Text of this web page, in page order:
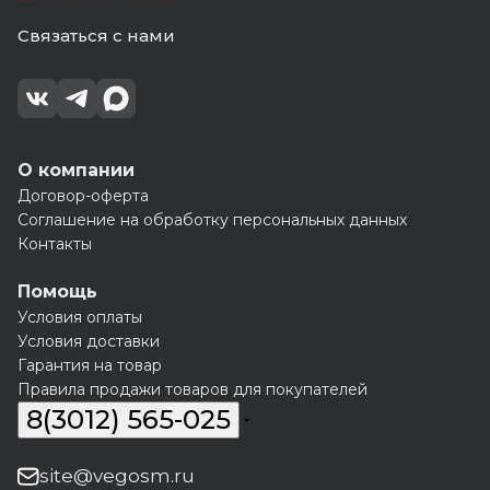
Связаться с нами
О компании
Договор-оферта
Соглашение на обработку персональных данных
Контакты
Помощь
Условия оплаты
Условия доставки
Гарантия на товар
Правила продажи товаров для покупателей
8(3012) 565-025
site@vegosm.ru